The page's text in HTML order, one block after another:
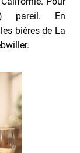
pareil. En
bières de La